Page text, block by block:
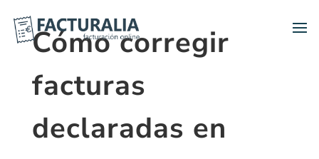
Cómo corregir
facturas
declaradas en